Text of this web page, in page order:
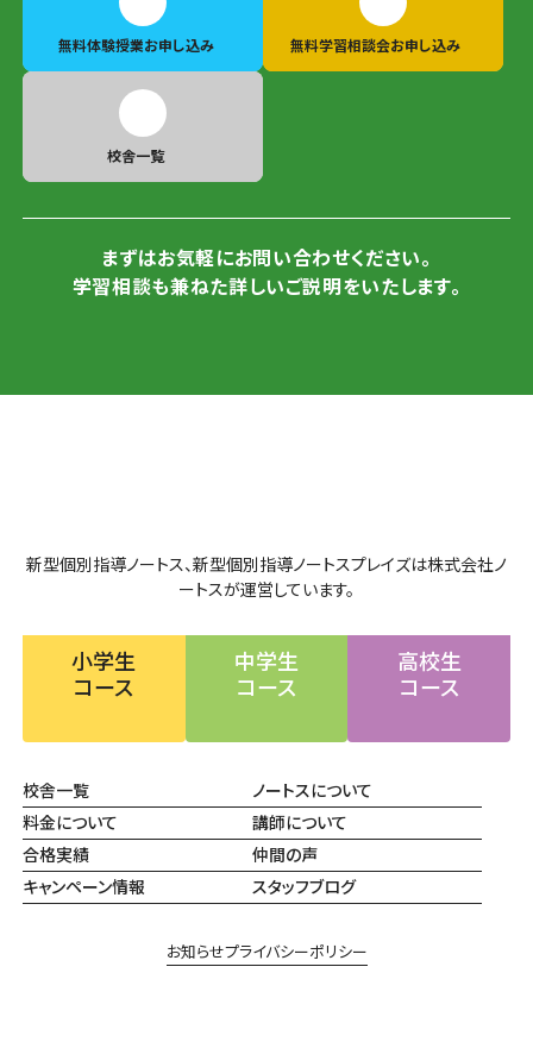
無料体験授業お申し込み 無料学習相談会お申し込み
校舎一覧
まずはお気軽にお問い合わせください。
学習相談も兼ねた詳しいご説明をいたします。
新型個別指導ノートス、新型個別指導ノートスプレイズは株式会社ノ
ートスが運営しています。
小学生
コース
中学生
コース
高校生
コース
校舎一覧
ノートスについて
料金について
講師について
合格実績
仲間の声
キャンペーン情報
スタッフブログ
お知らせプライバシーポリシー